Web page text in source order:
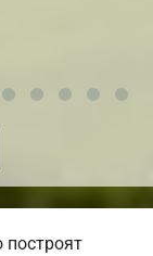
построят